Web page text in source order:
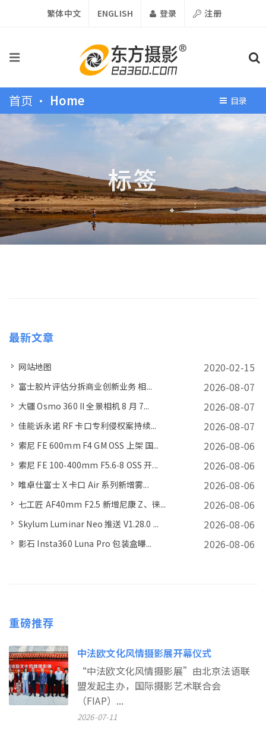
繁体中文 ENGLISH 登录 注册
首页 • Home 目录
标签
最新文章
网站地图 2020-02-15
富士胶片评估分拆商业创新业务 相... 2026-08-07
大疆 Osmo 360 II 全景相机 8 月 7... 2026-08-07
佳能诉永诺 RF 卡口专利侵权案持续... 2026-08-07
索尼 FE 600mm F4 GM OSS 上架 国... 2026-08-06
索尼 FE 100‑400mm F5.6‑8 OSS 开... 2026-08-06
唯卓仕富士 X 卡口 Air 系列新增雾... 2026-08-06
七工匠 AF40mm F2.5 新增尼康 Z、徕... 2026-08-06
Skylum Luminar Neo 推送 V1.28.0 ... 2026-08-06
影石 Insta360 Luna Pro 包装盒曝... 2026-08-06
重磅推荐
中法欧文化风情摄影展开幕仪式
“中法欧文化风情摄影展”由北京法语联
盟发起主办，国际摄影艺术联合会
（FIAP）...
2026-07-11